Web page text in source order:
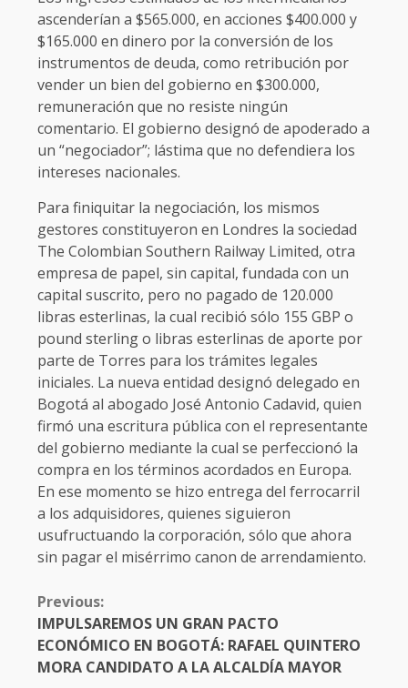
ascenderían a $565.000, en acciones $400.000 y
$165.000 en dinero por la conversión de los
instrumentos de deuda, como retribución por
vender un bien del gobierno en $300.000,
remuneración que no resiste ningún
comentario. El gobierno designó de apoderado a
un “negociador”; lástima que no defendiera los
intereses nacionales.
Para finiquitar la negociación, los mismos
gestores constituyeron en Londres la sociedad
The Colombian Southern Railway Limited, otra
empresa de papel, sin capital, fundada con un
capital suscrito, pero no pagado de 120.000
libras esterlinas, la cual recibió sólo 155 GBP o
pound sterling o libras esterlinas de aporte por
parte de Torres para los trámites legales
iniciales. La nueva entidad designó delegado en
Bogotá al abogado José Antonio Cadavid, quien
firmó una escritura pública con el representante
del gobierno mediante la cual se perfeccionó la
compra en los términos acordados en Europa.
En ese momento se hizo entrega del ferrocarril
a los adquisidores, quienes siguieron
usufructuando la corporación, sólo que ahora
sin pagar el misérrimo canon de arrendamiento.
CONTINUE
READING
Previous:
IMPULSAREMOS UN GRAN PACTO
ECONÓMICO EN BOGOTÁ: RAFAEL QUINTERO
MORA CANDIDATO A LA ALCALDÍA MAYOR